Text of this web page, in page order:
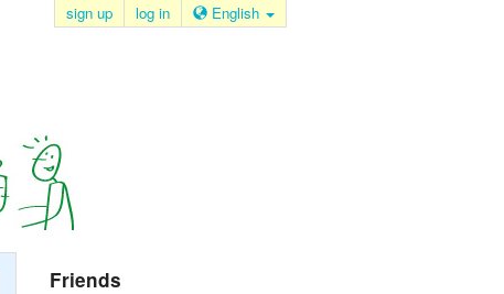
sign up log in English
Friends